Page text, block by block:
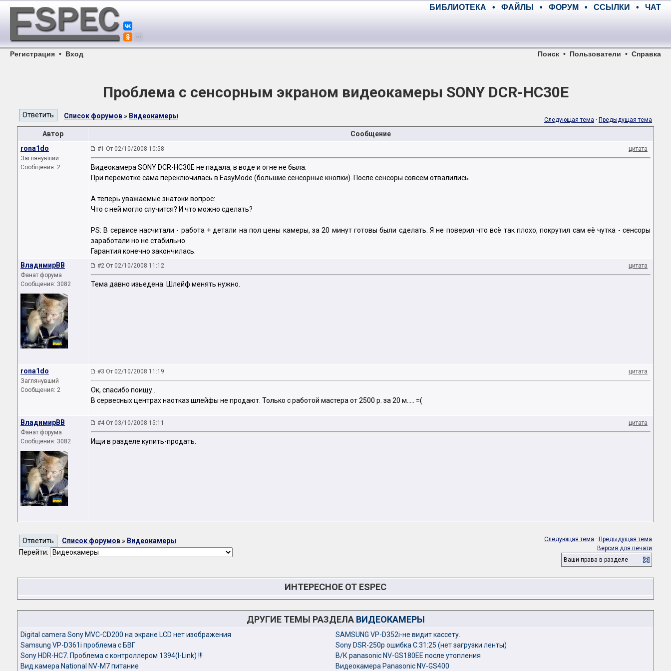
БИБЛИОТЕКА • ФАЙЛЫ • ФОРУМ • ССЫЛКИ • ЧАТ
Регистрация • Вход Поиск • Пользователи • Справка
Проблема с сенсорным экраном видеокамеры SONY DCR-HC30E
Список форумов » Видеокамеры Следующая тема · Предыдущая тема
Автор
Сообщение
rona1do
Заглянувший
Сообщения: 2
#1 От 02/10/2008 10:58 цитата
Видеокамера SONY DCR-HC30E не падала, в воде и огне не была.
При перемотке сама переключилась в EasyMode (большие сенсорные кнопки). После сенсоры совсем отвалились.
А теперь уважаемые знатоки вопрос:
Что с ней могло случится? И что можно сделать?
PS: В сервисе насчитали - работа + детали на пол цены камеры, за 20 минут готовы были сделать. Я не поверил что всё так плохо, покрутил сам её чутка - сенсоры
заработали но не стабильно.
Гарантия конечно закончилась.
ВладимирВВ
Фанат форума
Сообщения: 3082
#2 От 02/10/2008 11:12 цитата
Тема давно изьедена. Шлейф менять нужно.
rona1do
Заглянувший
Сообщения: 2
#3 От 02/10/2008 11:19 цитата
Ок, спасибо поищу..
В сервесных центрах наотказ шлейфы не продают. Только с работой мастера от 2500 р. за 20 м..... =(
ВладимирВВ
Фанат форума
Сообщения: 3082
#4 От 03/10/2008 15:11 цитата
Ищи в разделе купить-продать.
Список форумов » Видеокамеры
Перейти:
Следующая тема · Предыдущая тема
Версия для печати
Ваши права в разделе
ИНТЕРЕСНОЕ ОТ ESPEC
ДРУГИЕ ТЕМЫ РАЗДЕЛА ВИДЕОКАМЕРЫ
Digital camera Sony MVC-CD200 на экране LCD нет изображения
SAMSUNG VP-D352i-не видит кассету.
Samsung VP-D361i проблема с БВГ
Sony DSR-250p ошибка С:31:25 (нет загрузки ленты)
Sony HDR-HC7. Проблема с контроллером 1394(I-Link) !!!
В/К panasonic NV-GS180EE после утопления
Вид.камера National NV-M7 питание
Видеокамера Panasonic NV-GS400